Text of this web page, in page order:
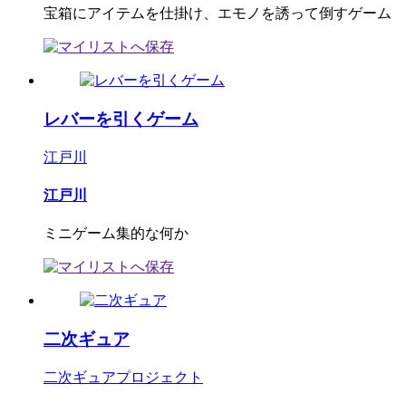
宝箱にアイテムを仕掛け、エモノを誘って倒すゲーム
レバーを引くゲーム
江戸川
江戸川
ミニゲーム集的な何か
二次ギュア
二次ギュアプロジェクト